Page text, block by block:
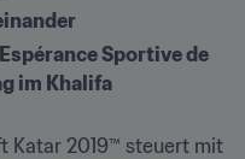
Sportive de
im Khalifa
Katar 2019™ steuert mit